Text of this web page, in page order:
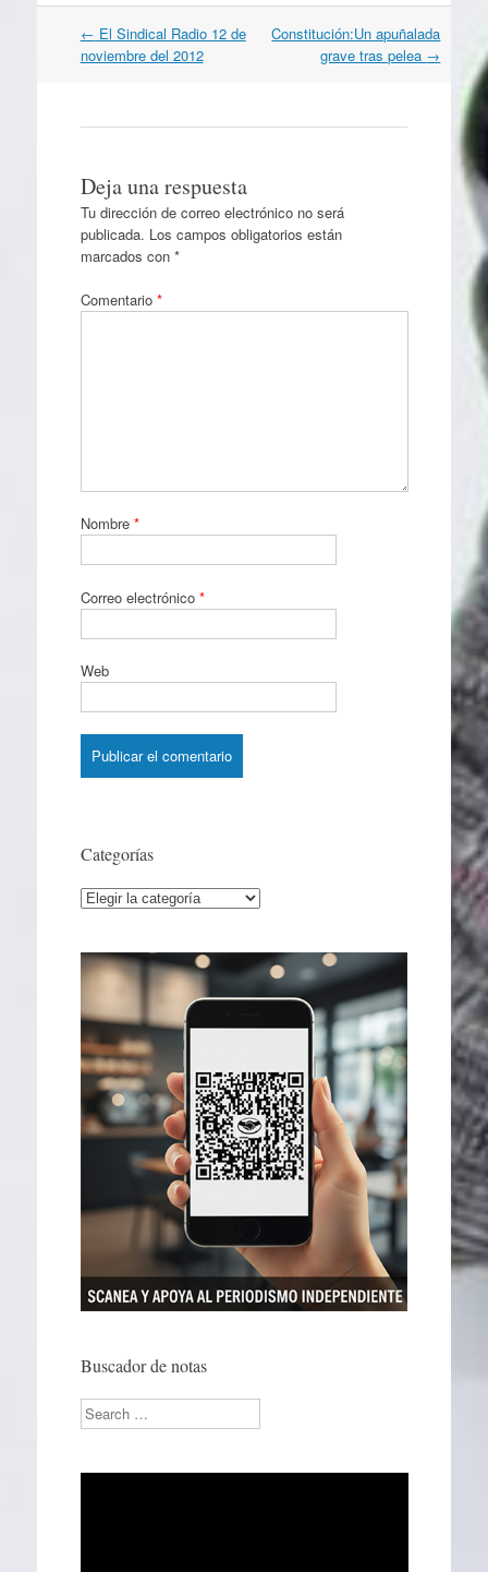
Navegación
por
← El Sindical Radio 12 de
noviembre del 2012
Constitución:Un apuñalada
grave tras pelea →
Deja una respuesta
Tu dirección de correo electrónico no será
publicada. Los campos obligatorios están
marcados con *
Comentario *
Nombre *
Correo electrónico *
Web
Categorías
Categorías
Buscador de notas
Search